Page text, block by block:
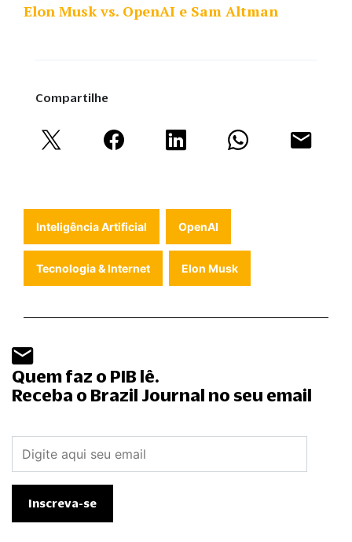
Elon Musk vs. OpenAI e Sam Altman
Compartilhe
Inteligência Artificial OpenAI
Tecnologia & Internet Elon Musk
Quem faz o PIB lê.
Receba o Brazil Journal no seu email